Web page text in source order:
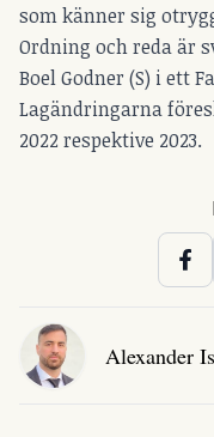
som känner sig
Ordning och reda är
Boel Godner (S) i ett
Lagändringarna
2022 respektive 2023.
Alexander